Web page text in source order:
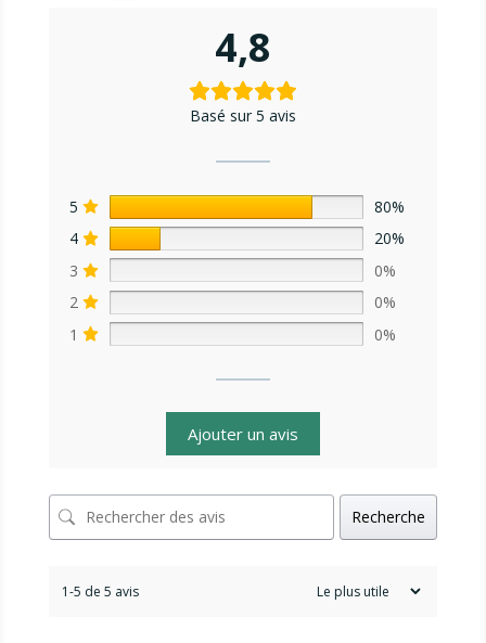
4,8
Basé sur 5 avis
5
80%
4
20%
3
0%
2
0%
1
0%
Ajouter un avis
Recherche
1-5 de 5 avis